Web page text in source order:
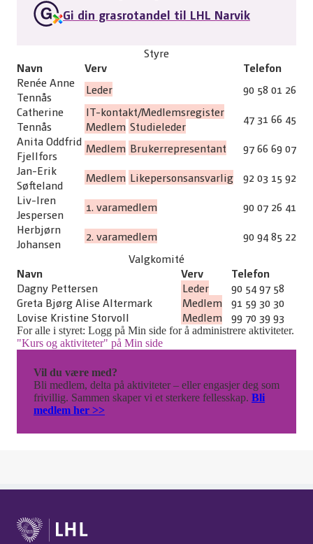
Gi din grasrotandel til LHL Narvik
Styre
Navn
Verv
Telefon
Renée Anne
Tennås
Leder
90 58 01 26
Catherine
Tennås
IT-kontakt/Medlemsregister
Medlem Studieleder
47 31 66 45
Anita Oddfrid
Fjellfors
Medlem Brukerrepresentant
97 66 69 07
Jan-Erik
Søfteland
Medlem Likepersonsansvarlig
92 03 15 92
Liv-Iren
Jespersen
1. varamedlem
90 07 26 41
Herbjørn
Johansen
2. varamedlem
90 94 85 22
Valgkomité
Navn
Verv
Telefon
Dagny Pettersen
Leder
90 54 97 58
Greta Bjørg Alise Altermark
Medlem
91 59 30 30
Lovise Kristine Storvoll
Medlem 99 70 39 93
For alle i styret: Logg på Min side for å administrere aktiviteter.
"Kurs og aktiviteter" på Min side
Vil du være med?
Bli medlem, delta på aktiviteter – eller engasjer deg som
frivillig. Sammen skaper vi et sterkere fellesskap. Bli
medlem her >>